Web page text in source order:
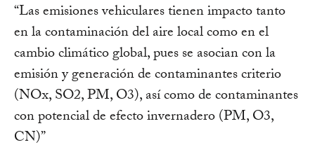
“Las emisiones vehiculares tienen impacto tanto
en la contaminación del aire local como en el
cambio climático global, pues se asocian con la
emisión y generación de contaminantes criterio
(NOx, SO2, PM, O3), así como de contaminantes
con potencial de efecto invernadero (PM, O3,
CN)”